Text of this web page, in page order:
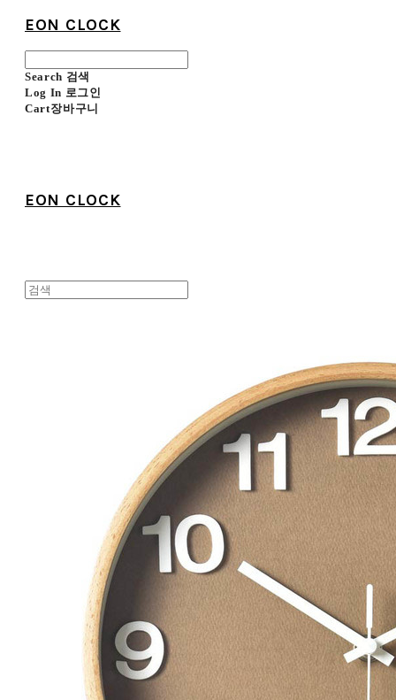
EON CLOCK
Search 검색
Log In 로그인
Cart장바구니
EON CLOCK